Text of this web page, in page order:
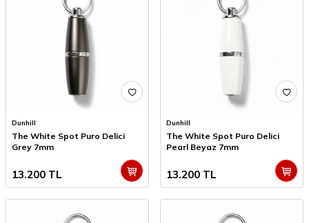
Dunhill
The White Spot Puro Delici
Grey 7mm
13.200 TL
Dunhill
The White Spot Puro Delici
Pearl Beyaz 7mm
13.200 TL